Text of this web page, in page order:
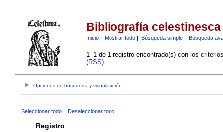
Bibliografía celestinesca
Inicio| Mostrar todo| Búsqueda simple| Búsqueda
1–1 de 1 registro encontrado(s) con los
(RSS):
Opciones de búsqueda y visualización
Seleccionar todo Deseleccionar todo
Registro